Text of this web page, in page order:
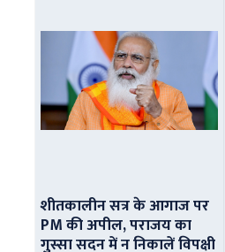
शीतकालीन सत्र के आगाज पर
PM की अपील, पराजय का
गुस्सा सदन में न निकालें विपक्षी